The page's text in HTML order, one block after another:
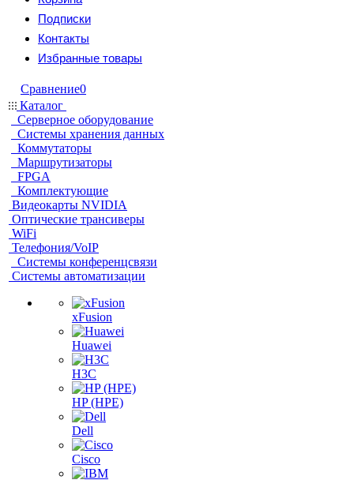
Подписки
Контакты
Избранные товары
Сравнение0
Каталог
Серверное оборудование
Системы хранения данных
Коммутаторы
Маршрутизаторы
FPGA
Комплектующие
Видеокарты NVIDIA
Оптические трансиверы
WiFi
Телефония/VoIP
Системы конференцсвязи
Системы автоматизации
xFusion
Huawei
H3C
HP (HPE)
Dell
Cisco